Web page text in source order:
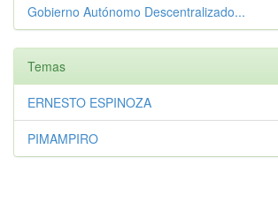
Gobierno Autónomo Descentralizado...
Temas
ERNESTO ESPINOZA
PIMAMPIRO